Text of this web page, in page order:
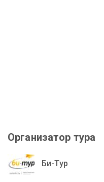
Организатор тура
Би-Тур